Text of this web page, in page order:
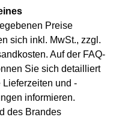
Preise
sich inkl. MwSt., zzgl.
Auf der FAQ-
Sie sich detailliert
Lieferzeiten und -
informieren.
des Brandes